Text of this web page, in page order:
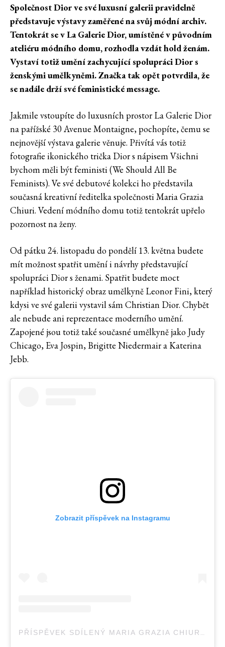
Společnost Dior ve své luxusní galeriipravidelně
představuje výstavy zaměřené na svůj módní archiv.
Tentokrát se v La Galerie Dior, umístěné v původním
ateliéru módního domu, rozhodla vzdát hold ženám.
Vystaví totiž umění zachycující spolupráci Dior s
ženskými umělkyněmi. Značka tak opět potvrdila, že
se nadále drží své feministické message.
Jakmile vstoupíte do luxusních prostor La Galerie Dior
na pařížské 30 Avenue Montaigne, pochopíte, čemu se
nejnovější výstava galerie věnuje. Přivítá vás totiž
fotografie ikonického trička Dior s nápisem Všichni
bychom měli být feministi (We Should All Be
Feminists). Ve své debutové kolekci ho představila
současná kreativní ředitelka společnosti Maria Grazia
Chiuri. Vedení módního domu totiž tentokrát upřelo
pozornost na ženy.
Od pátku 24. listopadu do pondělí 13. května budete
mít možnost spatřit umění i návrhy představující
spolupráci Dior s ženami. Spatřit budete moct
například historický obraz umělkyně Leonor Fini, který
kdysi ve své galerii vystavil sám Christian Dior. Chybět
ale nebude ani reprezentace moderního umění.
Zapojené jsou totiž také současné umělkyně jako Judy
Chicago, Eva Jospin, Brigitte Niedermair a Katerina
Jebb.
Zobrazit příspěvek na Instagramu
PŘÍSPĚVEK SDÍLENÝ MARIA GRAZIA CHIURI (@MARIAGRAZIACHIURI)